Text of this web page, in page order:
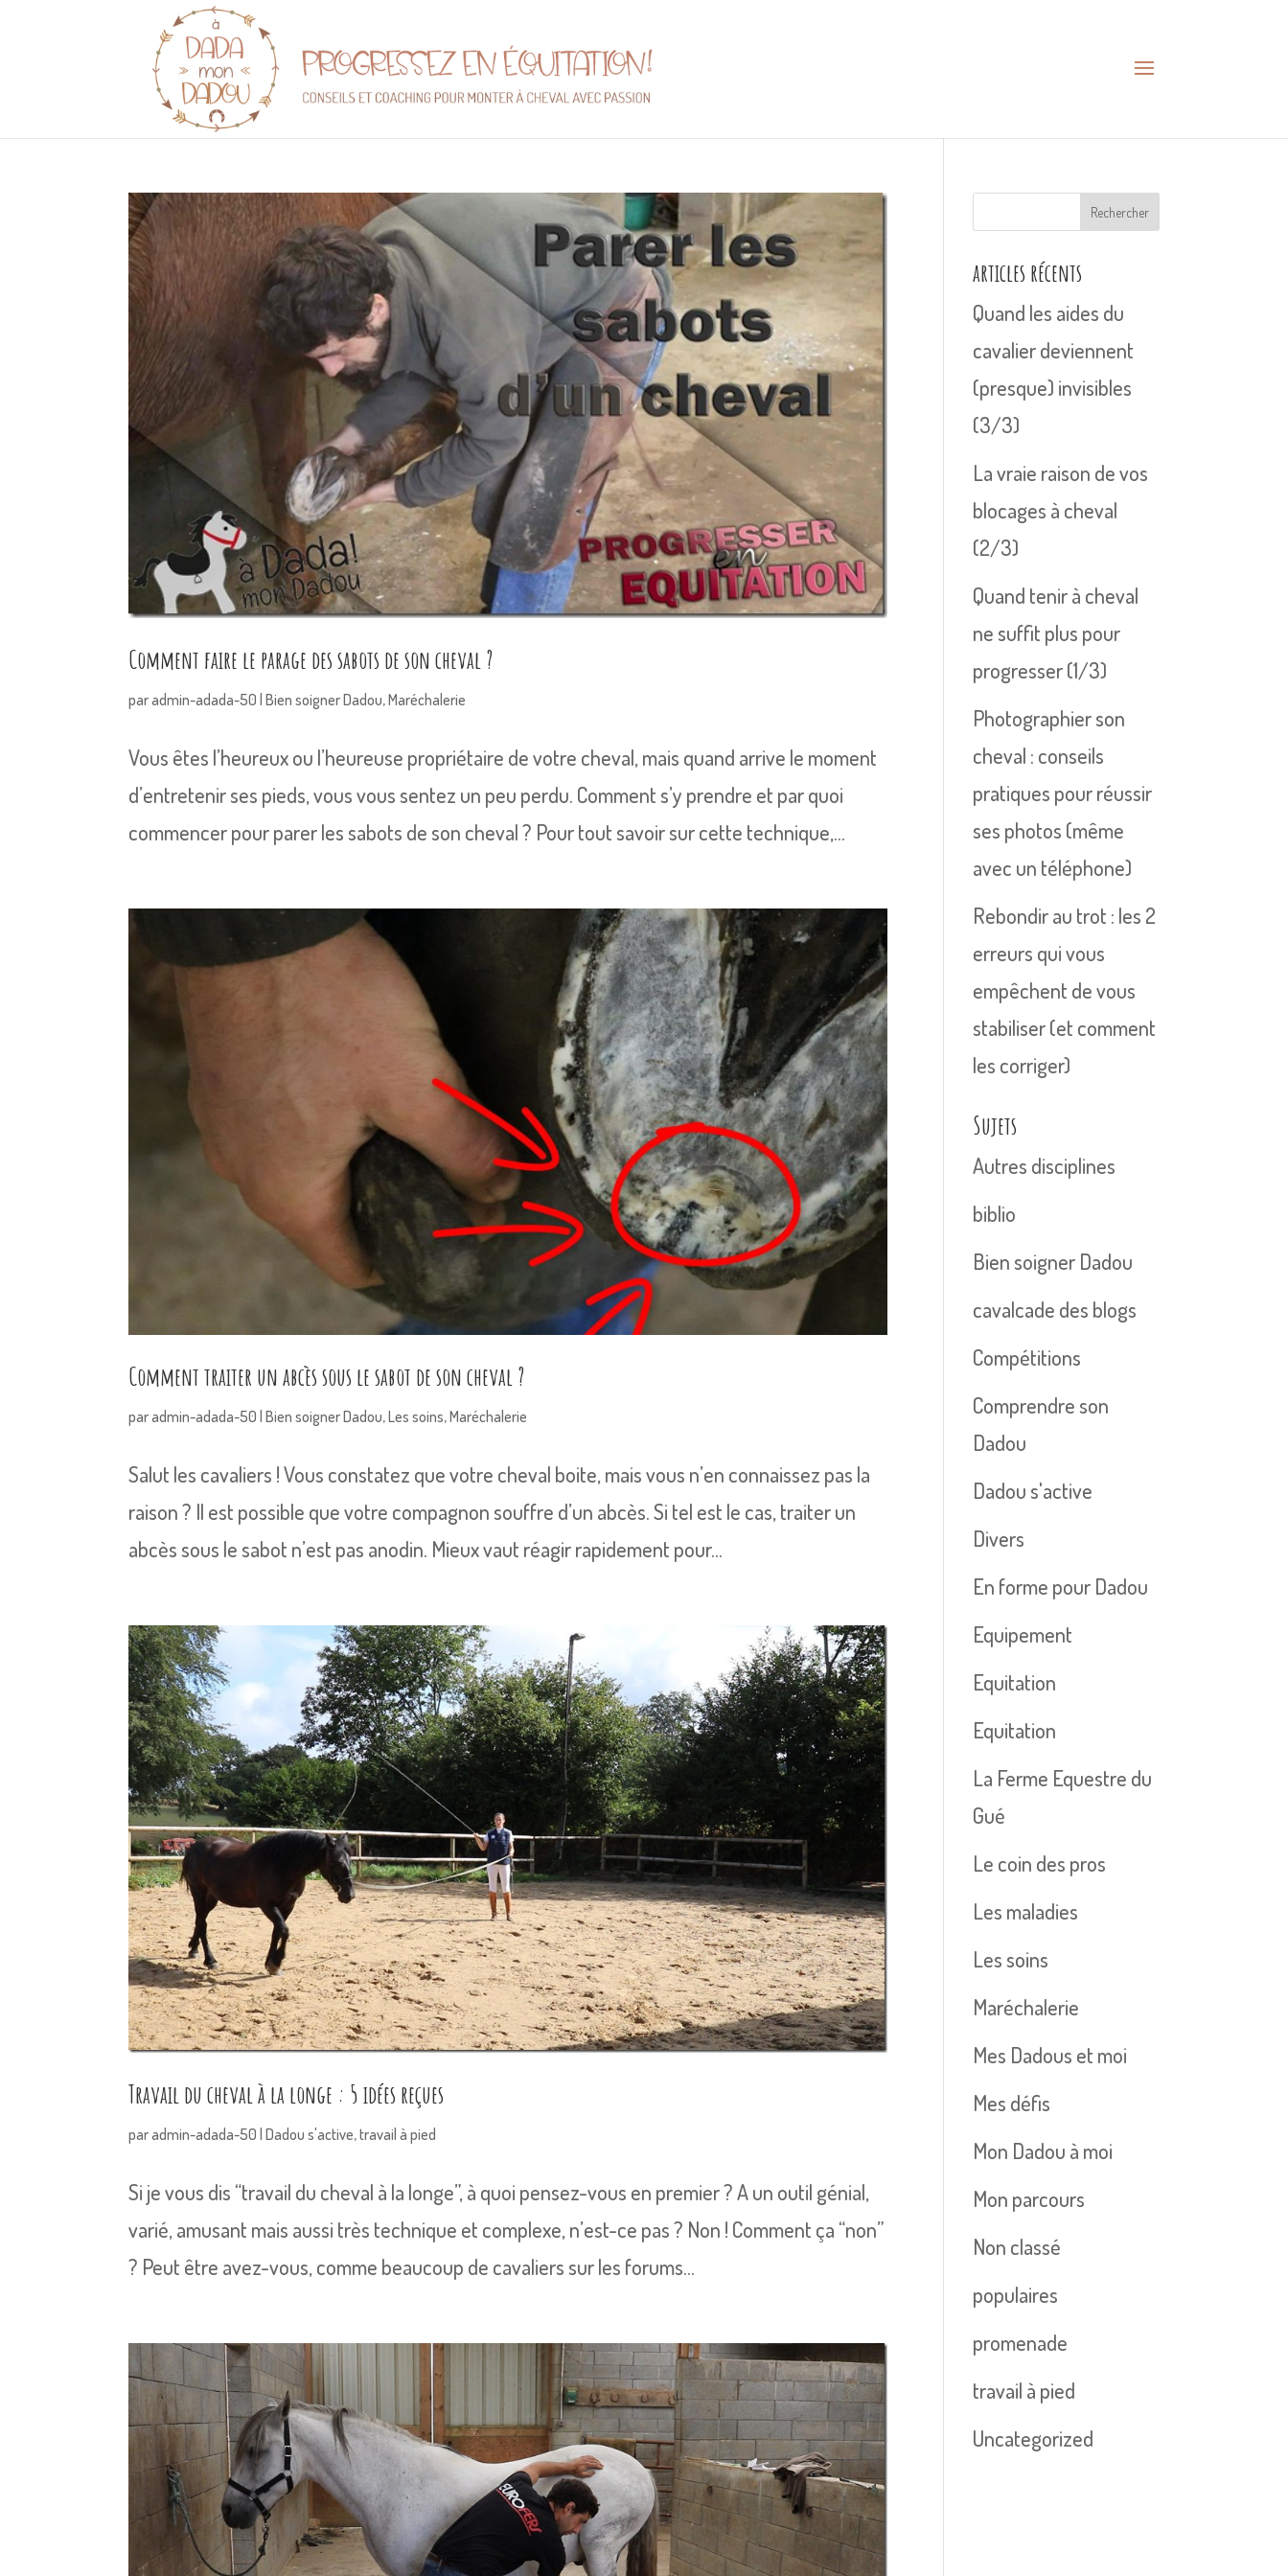
Comment faire le parage des sabots de son cheval ?
paradmin-adada-50 |Bien soigner Dadou,Maréchalerie
Vous êtes l’heureux ou l’heureuse propriétaire de votre cheval, mais quand arrive le moment
d’entretenir ses pieds, vous vous sentez un peu perdu. Comment s’y prendre et par quoi
commencer pour parer les sabots de son cheval ? Pour tout savoir sur cette technique,...
Comment traiter un abcès sous le sabot de son cheval ?
paradmin-adada-50 |Bien soigner Dadou,Les soins,Maréchalerie
Salut les cavaliers ! Vous constatez que votre cheval boite, mais vous n’en connaissez pas la
raison ? Il est possible que votre compagnon souffre d’un abcès. Si tel est le cas, traiter un
abcès sous le sabot n’est pas anodin. Mieux vaut réagir rapidement pour...
Travail du cheval à la longe : 5 idées reçues
paradmin-adada-50 |Dadou s'active,travail à pied
Si je vous dis “travail du cheval à la longe”, à quoi pensez-vous en premier ? A un outil génial,
varié, amusant mais aussi très technique et complexe, n’est-ce pas ? Non ! Comment ça “non”
? Peut être avez-vous, comme beaucoup de cavaliers sur les forums...
Rechercher
articles récents
Quand les aides du
cavalier deviennent
(presque) invisibles
(3/3)
La vraie raison de vos
blocages à cheval
(2/3)
Quand tenir à cheval
ne suffit plus pour
progresser (1/3)
Photographier son
cheval : conseils
pratiques pour réussir
ses photos (même
avec un téléphone)
Rebondir au trot : les 2
erreurs qui vous
empêchent de vous
stabiliser (et comment
les corriger)
Sujets
Autres disciplines
biblio
Bien soigner Dadou
cavalcade des blogs
Compétitions
Comprendre son
Dadou
Dadou s'active
Divers
En forme pour Dadou
Equipement
Equitation
Equitation
La Ferme Equestre du
Gué
Le coin des pros
Les maladies
Les soins
Maréchalerie
Mes Dadous et moi
Mes défis
Mon Dadou à moi
Mon parcours
Non classé
populaires
promenade
travail à pied
Uncategorized